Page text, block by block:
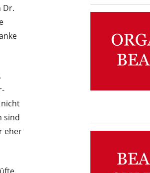
Dr.
sind
eher